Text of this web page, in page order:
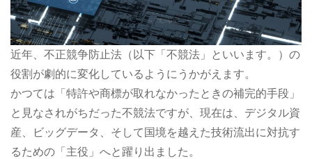
近年、不正競争防止法（以下「不競法」といいます。）の
役割が劇的に変化しているようにうかがえます。
かつては「特許や商標が取れなかったときの補完的手段」
と見なされがちだった不競法ですが、現在は、デジタル資
産、ビッグデータ、そして国境を越えた技術流出に対抗す
るための「主役」へと躍り出ました。